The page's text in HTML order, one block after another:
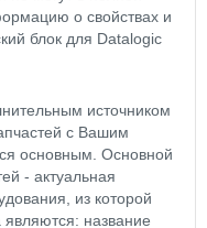
о свойствах и
блок для Datalogic
источником
с Вашим
основным. Основной
- актуальная
из которой
название